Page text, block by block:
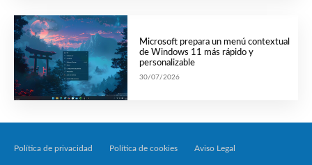
Microsoft prepara un menú contextual
de Windows 11 más rápido y
personalizable
30/07/2026
Política de privacidad Política de cookies Aviso Legal